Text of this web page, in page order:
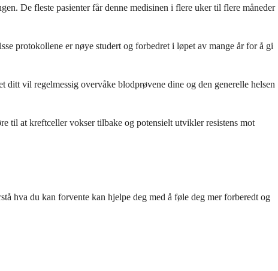
De fleste pasienter får denne medisinen i flere uker til flere måneder
protokollene er nøye studert og forbedret i løpet av mange år for å gi
vil regelmessig overvåke blodprøvene dine og den generelle helsen
til at kreftceller vokser tilbake og potensielt utvikler resistens mot
hva du kan forvente kan hjelpe deg med å føle deg mer forberedt og